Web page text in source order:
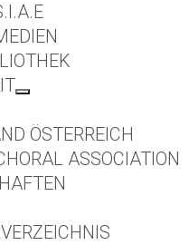
ÖSTERREICH
ASSOCIATION